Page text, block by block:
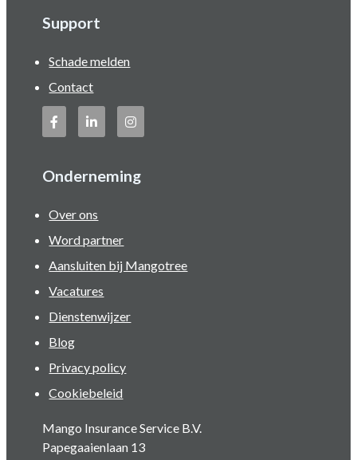
Support
Schade melden
Contact
Onderneming
Over ons
Word partner
Aansluiten bij Mangotree
Vacatures
Dienstenwijzer
Blog
Privacy policy
Cookiebeleid
Mango Insurance Service B.V.
Papegaaienlaan 13